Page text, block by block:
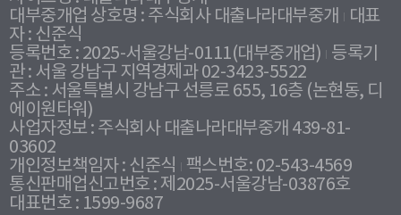
대부중개업 상호명 : 주식회사 대출나라대부중개
대표
자 : 신준식
등록번호 : 2025-서울강남-0111(대부중개업) 등록기
관 : 서울 강남구 지역경제과 02-3423-5522
주소 : 서울특별시 강남구 선릉로 655, 16층 (논현동, 디
에이원타워)
사업자정보 : 주식회사 대출나라대부중개 439-81-
03602
개인정보책임자 : 신준식
팩스번호: 02-543-4569
통신판매업신고번호 : 제2025-서울강남-03876호
대표번호 : 1599-9687